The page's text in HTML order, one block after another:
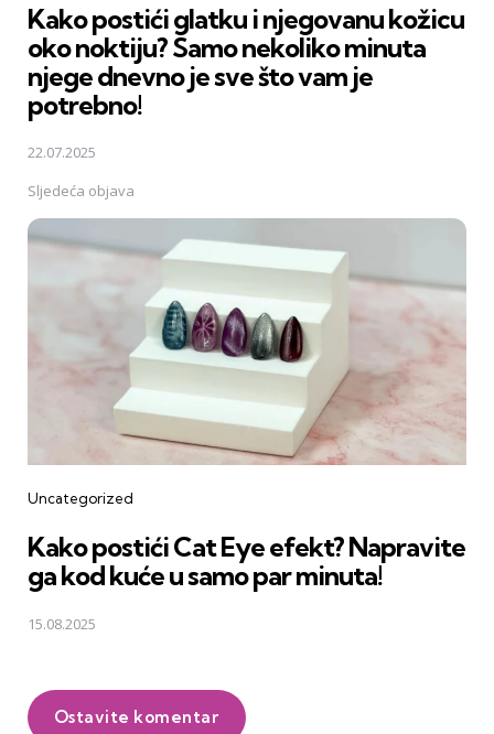
Kako postići glatku i njegovanu kožicu
oko noktiju? Samo nekoliko minuta
njege dnevno je sve što vam je
potrebno!
22.07.2025
Sljedeća objava
Uncategorized
Kako postići Cat Eye efekt? Napravite
ga kod kuće u samo par minuta!
15.08.2025
Ostavite komentar